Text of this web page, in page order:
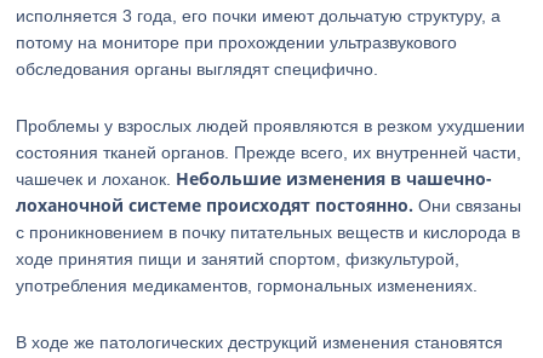
исполняется 3 года, его почки имеют дольчатую структуру, а
потому на мониторе при прохождении ультразвукового
обследования органы выглядят специфично.
Проблемы у взрослых людей проявляются в резком ухудшении
состояния тканей органов. Прежде всего, их внутренней части,
чашечек и лоханок. Небольшие изменения в чашечно-
лоханочной системе происходят постоянно. Они связаны
с проникновением в почку питательных веществ и кислорода в
ходе принятия пищи и занятий спортом, физкультурой,
употребления медикаментов, гормональных изменениях.
В ходе же патологических деструкций изменения становятся